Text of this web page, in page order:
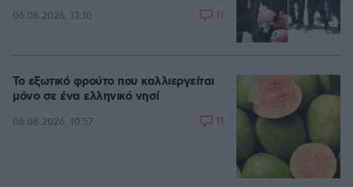
06.08.2026, 13:10 11
Το εξωτικό φρούτο που καλλιεργείται
μόνο σε ένα ελληνικό νησί
06.08.2026, 10:57 11